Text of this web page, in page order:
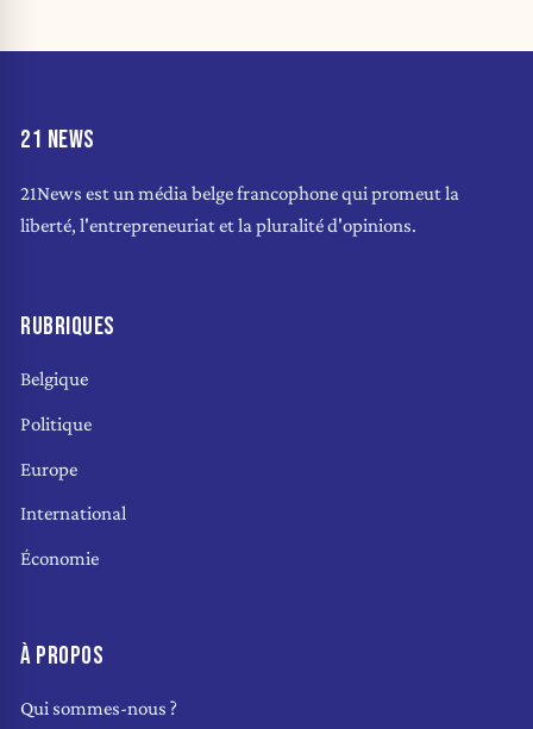
21 NEWS
21News est un média belge francophone qui promeut la
liberté, l'entrepreneuriat et la pluralité d'opinions.
RUBRIQUES
Belgique
Politique
Europe
International
Économie
À PROPOS
Qui sommes-nous ?